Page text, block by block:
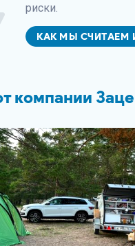
риски.
КАК МЫ СЧИТАЕМ
компании